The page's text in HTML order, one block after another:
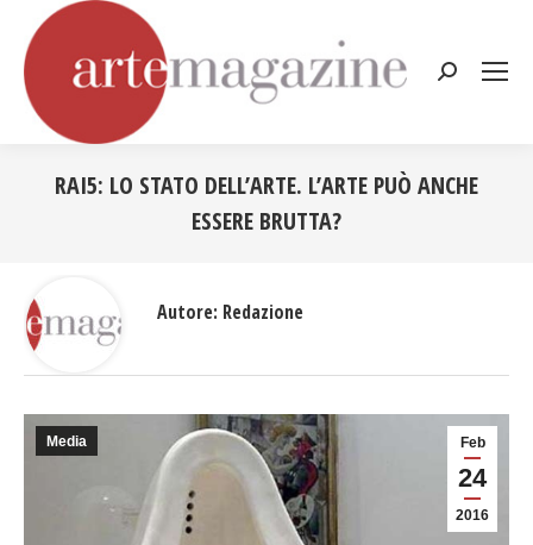
Cerca:
RAI5: LO STATO DELL’ARTE. L’ARTE PUÒ ANCHE
ESSERE BRUTTA?
Feb
24
2016
Media
Autore: Redazione